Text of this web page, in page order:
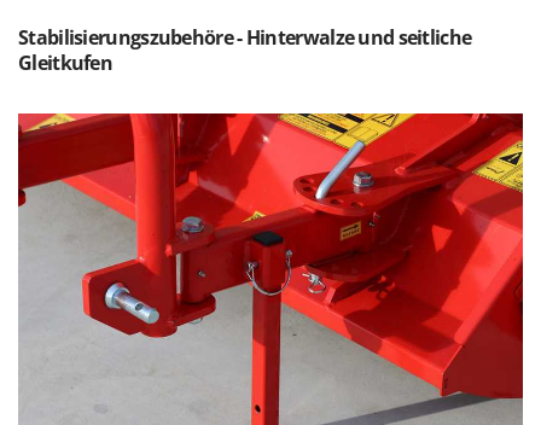
Novital
NuovaFac
O
Officine Savioli
Oliviero
Olix
OMA
Omas
Ompagrill
Ooni
Stabilisierungszubehöre - Hinterwalze und seitliche
Gleitkufen